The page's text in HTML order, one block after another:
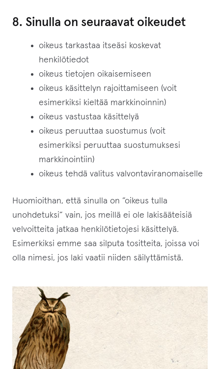
8. Sinulla on seuraavat oikeudet
oikeus tarkastaa itseäsi koskevat
henkilötiedot
oikeus tietojen oikaisemiseen
oikeus käsittelyn rajoittamiseen (voit
esimerkiksi kieltää markkinoinnin)
oikeus vastustaa käsittelyä
oikeus peruuttaa suostumus (voit
esimerkiksi peruuttaa suostumuksesi
markkinointiin)
oikeus tehdä valitus valvontaviranomaiselle
Huomioithan, että sinulla on ”oikeus tulla
unohdetuksi” vain, jos meillä ei ole lakisääteisiä
velvoitteita jatkaa henkilötietojesi käsittelyä.
Esimerkiksi emme saa silputa tositteita, joissa voi
olla nimesi, jos laki vaatii niiden säilyttämistä.